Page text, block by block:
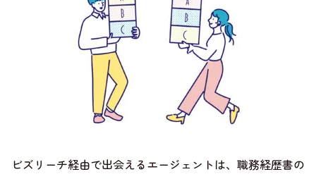
ビズリーチ経由で出会えるエージェントは、職務経歴書の